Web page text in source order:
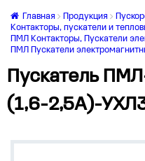
Главная Продукция
Контакторы, пускатели и
ПМЛ Контакторы, Пускатели
ПМЛ Пускатели
Пускатель
(1,6-2,5А)-